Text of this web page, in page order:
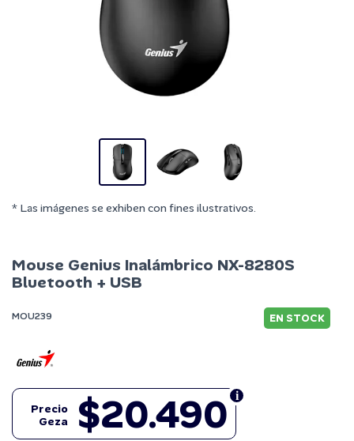
* Las imágenes se exhiben con fines ilustrativos.
Mouse Genius Inalámbrico NX-8280S
Bluetooth + USB
MOU239 EN STOCK
$20.490
Precio
Geza